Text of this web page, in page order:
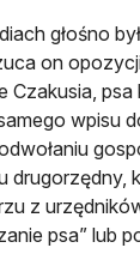
głośno
on
Czakusia, psa
wpisu
drugorzędny,
z
psa” lub